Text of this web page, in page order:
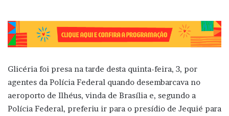
Glicéria foi presa na tarde desta quinta-feira, 3, por
agentes da Polícia Federal quando desembarcava no
aeroporto de Ilhéus, vinda de Brasília e, segundo a
Polícia Federal, preferiu ir para o presídio de Jequié para